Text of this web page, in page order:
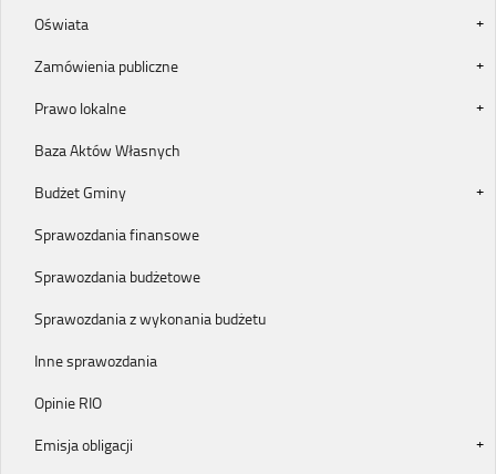
Oświata
Zamówienia publiczne
Prawo lokalne
Baza Aktów Własnych
Budżet Gminy
Sprawozdania finansowe
Sprawozdania budżetowe
Sprawozdania z wykonania budżetu
Inne sprawozdania
Opinie RIO
Emisja obligacji